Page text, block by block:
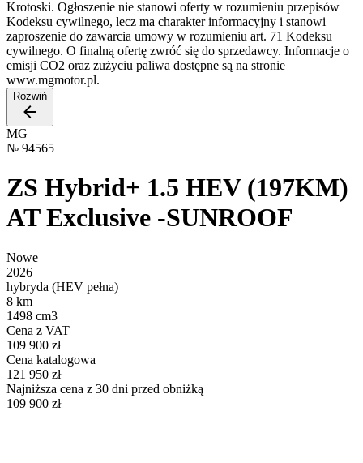
Krotoski. Ogłoszenie nie stanowi oferty w rozumieniu przepisów
Kodeksu cywilnego, lecz ma charakter informacyjny i stanowi
zaproszenie do zawarcia umowy w rozumieniu art. 71 Kodeksu
cywilnego. O finalną ofertę zwróć się do sprzedawcy. Informacje o
emisji CO2 oraz zużyciu paliwa dostępne są na stronie
www.mgmotor.pl.
Rozwiń
MG
№ 94565
ZS Hybrid+ 1.5 HEV (197KM)
AT Exclusive -SUNROOF
Nowe
2026
hybryda (HEV pełna)
8 km
1498 cm3
Cena z VAT
109 900 zł
Cena katalogowa
121 950 zł
Najniższa cena z 30 dni przed obniżką
109 900 zł